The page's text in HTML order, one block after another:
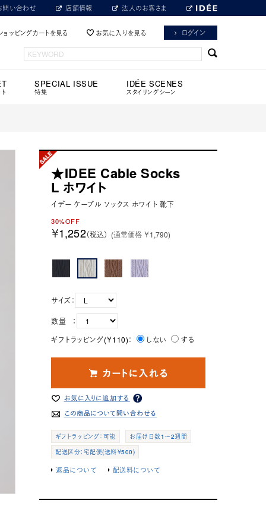
問い合わせ 店舗情報 法人のお客さま
ョッピングカートを見る お気に入りを見る ログイン
SPECIAL ISSUE
特集
IDÉE SCENES
スタイリングシーン
★IDEE Cable Socks
L ホワイト
イデー ケーブル ソックス ホワイト 靴下
30%OFF
￥1,252（税込） (通常価格 ￥1,790)
サイズ：
数量 ：
ギフトラッピング(￥110)：
しない する
ギフトラッピング：可能
お届け日数1～2週間
配送区分：宅配便(送料￥500)
返品について 配送料について